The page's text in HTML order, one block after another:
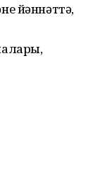
йәннәттә,